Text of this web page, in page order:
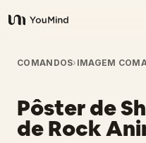
YouMind
Visão Geral
Casos de Uso
COMANDOS› IMAGEM
Pôster de
de Rock